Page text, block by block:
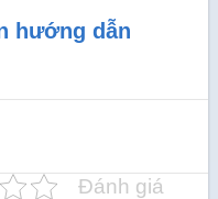
hướng dẫn
Đánh giá